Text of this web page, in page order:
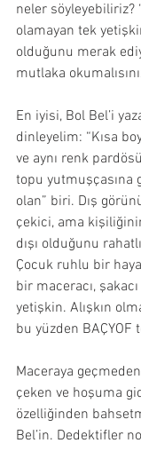
neler söyleyebiliriz?
olamayan tek
olduğunu merak
mutlaka
En iyisi, Bol Bel’i
dinleyelim: “Kısa
ve aynı renk
topu yutmuşçasına
olan” biri. Dış
çekici, ama
dışı olduğunu
Çocuk ruhlu bir
bir maceracı,
yetişkin. Alışkın
bu yüzden BAÇYOF
Maceraya
çeken ve hoşuma
özelliğinden
Bel’in. Dedektifler